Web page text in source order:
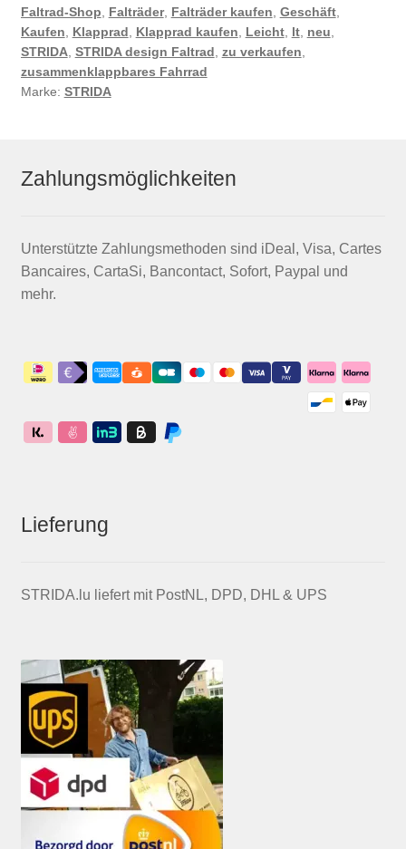
Faltrad-Shop
Falträder, Falträder kaufen Geschäft,
Kaufen
Klapprad Klapprad kaufen Leicht, lt, neu
STRIDA, STRIDA design Faltrad zu verkaufen
zusammenklappbares Fahrrad
Marke: STRIDA
Zahlungsmöglichkeiten
Unterstützte Zahlungsmethoden sind iDeal, Visa, Cartes
Bancaires, CartaSi, Bancontact, Sofort, Paypal und
mehr.
Lieferung
STRIDA.lu liefert mit PostNL, DPD, DHL & UPS